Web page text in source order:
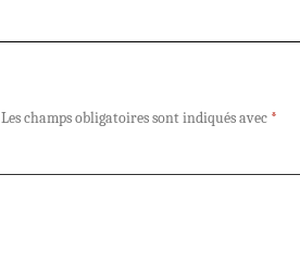
Les champs obligatoires sont indiqués avec *